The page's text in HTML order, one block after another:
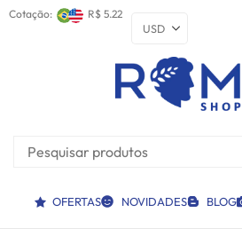
Cotação: R$ 5.22
OFERTAS NOVIDADES BLOG